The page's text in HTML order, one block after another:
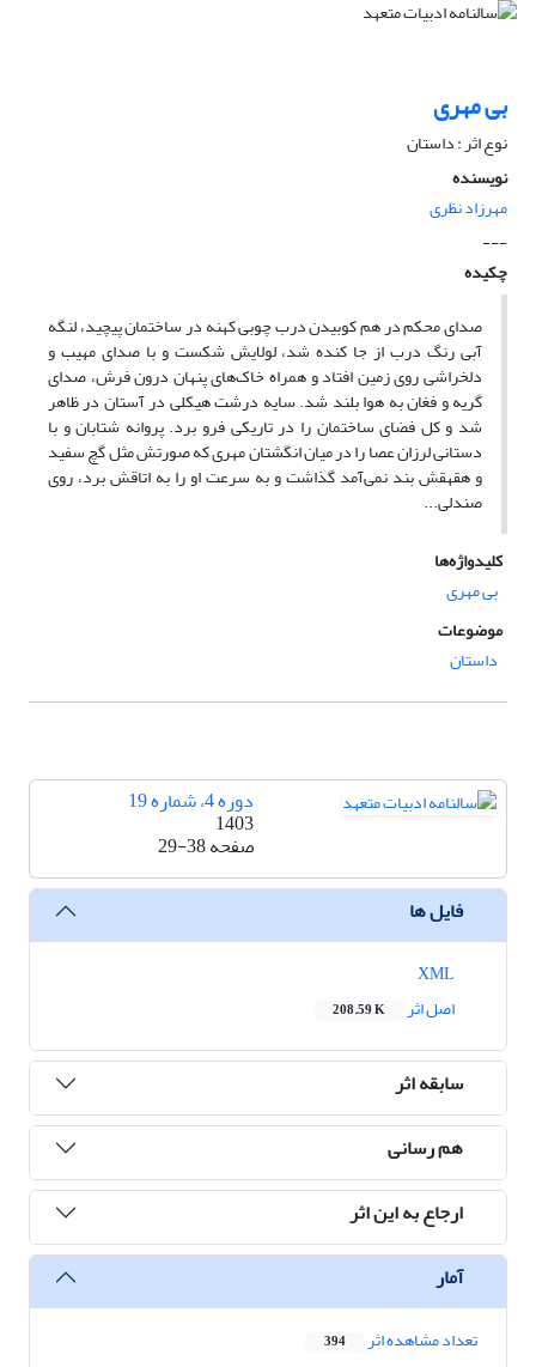
بی مهری
نوع اثر : داستان
نویسنده
مهرزاد نظری
---
چکیده
صدای محکم در هم کوبیدن درب چوبی کهنه در ساختمان پیچید، لنگه
آبی رنگ درب از جا کنده شد، لولایش شکست و با صدای مهیب و
دلخراشی روی زمین افتاد و همراه خاک‌های پنهان درون فرش، صدای
گریه و فغان به هوا بلند شد. سایه درشت هیکلی در آستان در ظاهر
شد و کل فضای ساختمان را در تاریکی فرو برد. پروانه شتابان و با
دستانی لرزان عصا را در میان انگشتان مهری که صورتش مثل گچ سفید
و هقهقش بند نمی‌آمد گذاشت و به سرعت او را به اتاقش برد، روی
صندلی...
کلیدواژه‌ها
بی مهری
موضوعات
داستان
دوره 4، شماره 19
1403
صفحه29-38
فایل ها
اصل اثر
208.59 K
سابقه اثر
هم رسانی
ارجاع به این اثر
آمار
تعداد مشاهده اثر 394